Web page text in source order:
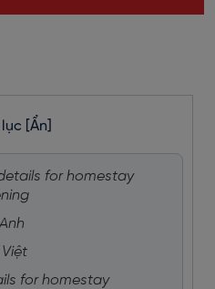
lục [Ẩn]
for homestay
for homestay